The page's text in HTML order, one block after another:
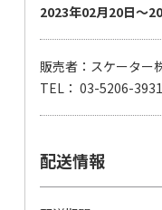
2023年02月20日～
販売者：スケーター
TEL： 03-5206-3931
配送情報